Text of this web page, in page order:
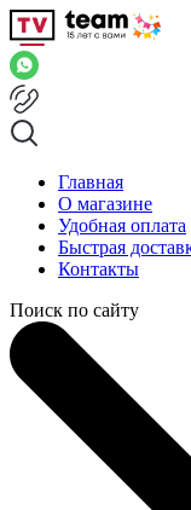
Главная
О магазине
Удобная оплата
Быстрая
Контакты
Поиск по сайту